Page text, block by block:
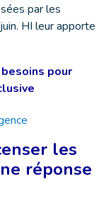
par les
HI leur apporte
les
réponse